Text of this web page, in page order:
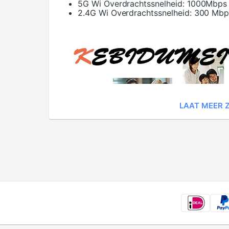
5G Wi Overdrachtssnelheid: 1000Mbps
2.4G Wi Overdrachtssnelheid: 300
LAAT MEER